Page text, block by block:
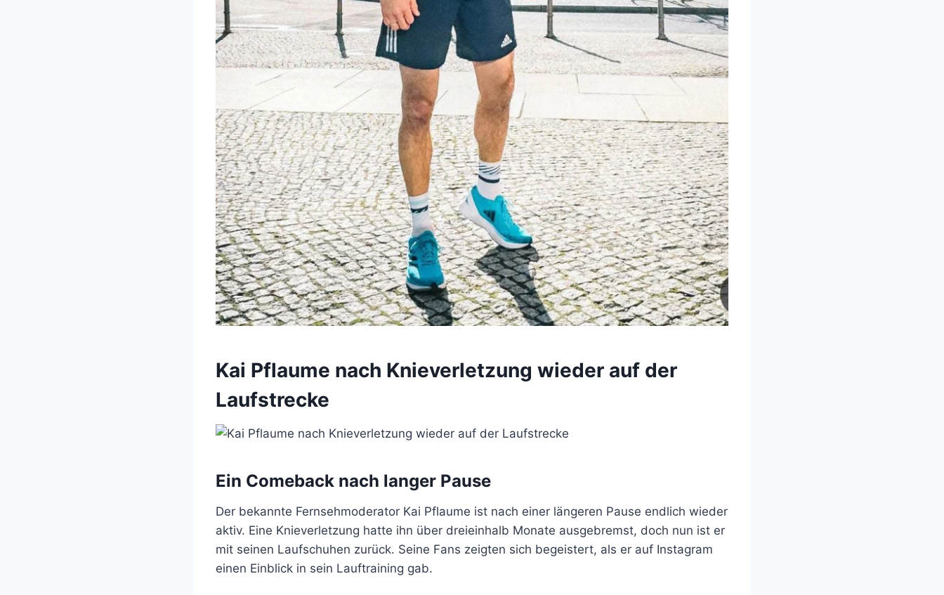
Kai Pflaume nach Knieverletzung wieder auf der
Laufstrecke
Ein Comeback nach langer Pause
Der bekannte Fernsehmoderator Kai Pflaume ist nach einer längeren Pause endlich wieder
aktiv. Eine Knieverletzung hatte ihn über dreieinhalb Monate ausgebremst, doch nun ist er
mit seinen Laufschuhen zurück. Seine Fans zeigten sich begeistert, als er auf Instagram
einen Einblick in sein Lauftraining gab.